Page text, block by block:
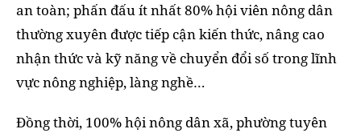
an toàn; phấn đấu ít nhất 80% hội viên nông dân
thường xuyên được tiếp cận kiến thức, nâng cao
nhận thức và kỹ năng về chuyển đổi số trong lĩnh
vực nông nghiệp, làng nghề…
Đồng thời, 100% hội nông dân xã, phường tuyên